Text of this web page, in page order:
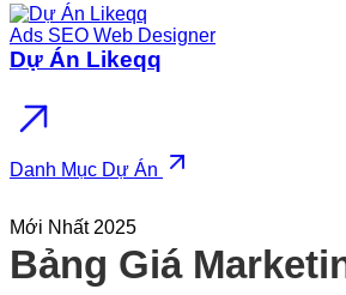
Ads SEO Web Designer
Dự Án Likeqq
Danh Mục Dự Án
Mới Nhất 2025
Bảng Giá